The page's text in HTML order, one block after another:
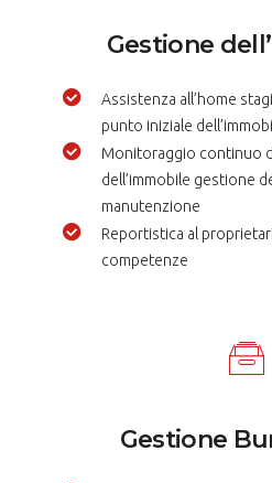
Gestione
Assistenza all’home
punto iniziale
Monitoraggio continuo
dell’immobile gestione
manutenzione
Reportistica al
competenze
Gestione